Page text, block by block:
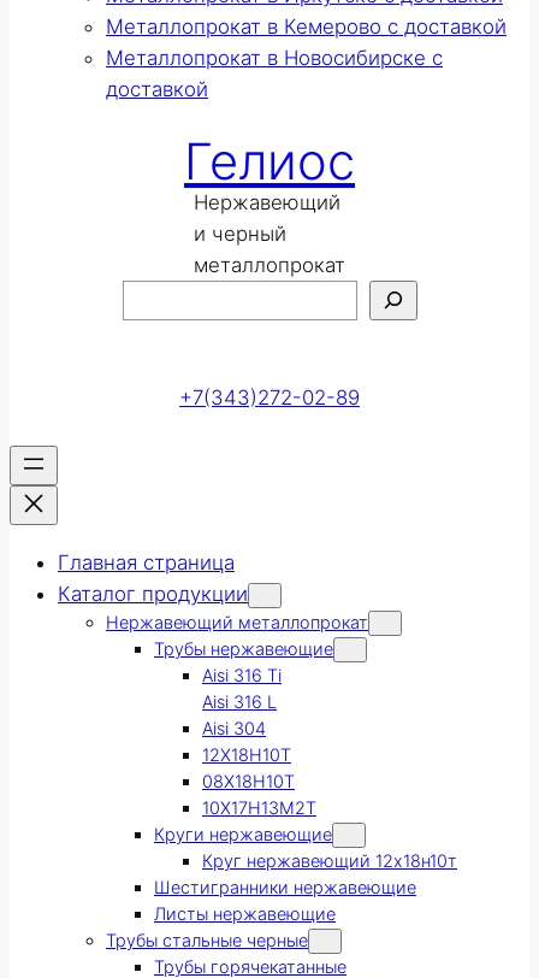
Металлопрокат в Кемерово с доставкой
Металлопрокат в Новосибирске с
доставкой
Гелиос
Нержавеющий
и черный
металлопрокат
+7(343)272-02-89
Главная страница
Каталог продукции
Нержавеющий металлопрокат
Трубы нержавеющие
Aisi 316 Ti
Aisi 316 L
Aisi 304
12Х18Н10Т
08Х18Н10Т
10Х17Н13М2Т
Круги нержавеющие
Круг нержавеющий 12х18н10т
Шестигранники нержавеющие
Листы нержавеющие
Трубы стальные черные
Трубы горячекатанные